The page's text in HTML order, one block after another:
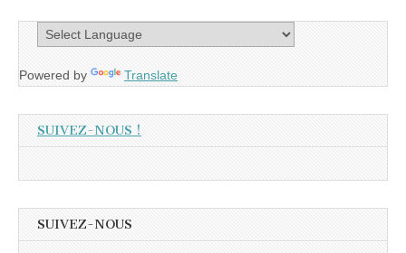
Powered by Translate
SUIVEZ-NOUS !
SUIVEZ-NOUS